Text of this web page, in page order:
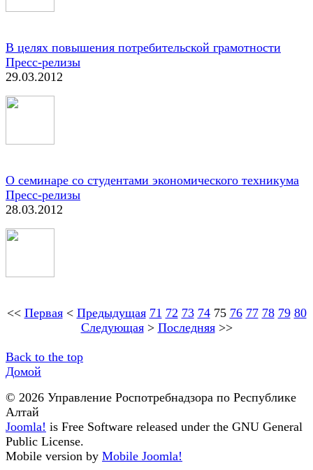
В целях повышения потребительской грамотности
Пресс-релизы
29.03.2012
О семинаре со студентами экономического техникума
Пресс-релизы
28.03.2012
<< Первая< Предыдущая 71 72 73 74 75 76 77 78 79 80
Следующая> Последняя>>
Back to the top
Домой
© 2026 Управление Роспотребнадзора по Республике
Алтай
Joomla! is Free Software released under the GNU General
Public License.
Mobile version by Mobile Joomla!